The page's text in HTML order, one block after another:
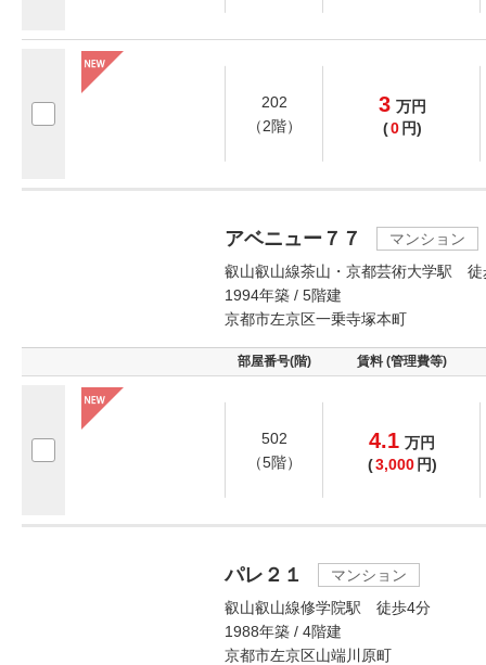
202
（2階）
3 万円
(0 円)
アベニュー７７
マンション
叡山叡山線茶山・京都芸術大学駅 徒
1994年築 / 5階建
京都市左京区一乗寺塚本町
部屋番号(階) 賃料 (管理費等)
502
（5階）
4.1 万円
(3,000 円)
パレ２１
マンション
叡山叡山線修学院駅 徒歩4分
1988年築 / 4階建
京都市左京区山端川原町